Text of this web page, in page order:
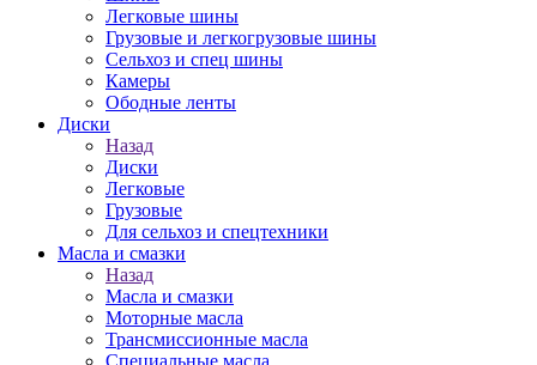
Легковые шины
Грузовые и легкогрузовые шины
Сельхоз и спец шины
Камеры
Ободные ленты
Диски
Назад
Диски
Легковые
Грузовые
Для сельхоз и спецтехники
Масла и смазки
Назад
Масла и смазки
Моторные масла
Трансмиссионные масла
Специальные масла